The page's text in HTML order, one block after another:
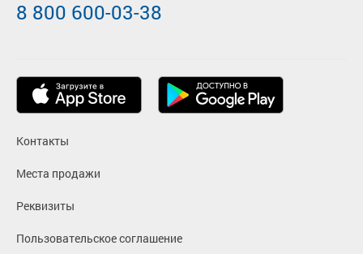
Контакты
Места продажи
Реквизиты
Пользовательское соглашение
8 800 600-03-38